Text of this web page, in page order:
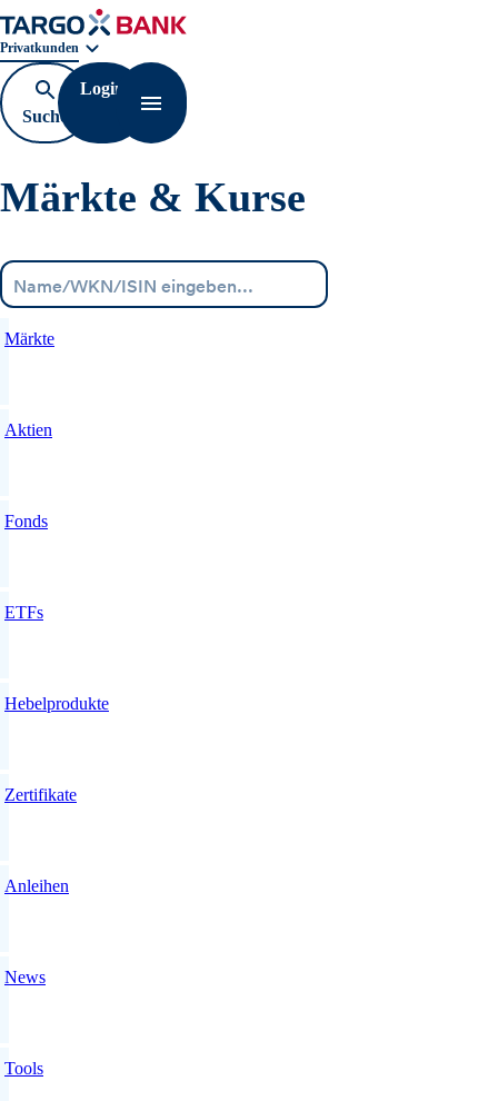
Geschäftsbereichnavigation. Aktuelle Auswahl:
Privatkunden
Suche
öffnen
Login
Navigation öffnen
Märkte & Kurse
Märkte
Aktien
Fonds
ETFs
Hebelprodukte
Zertifikate
Anleihen
News
Tools